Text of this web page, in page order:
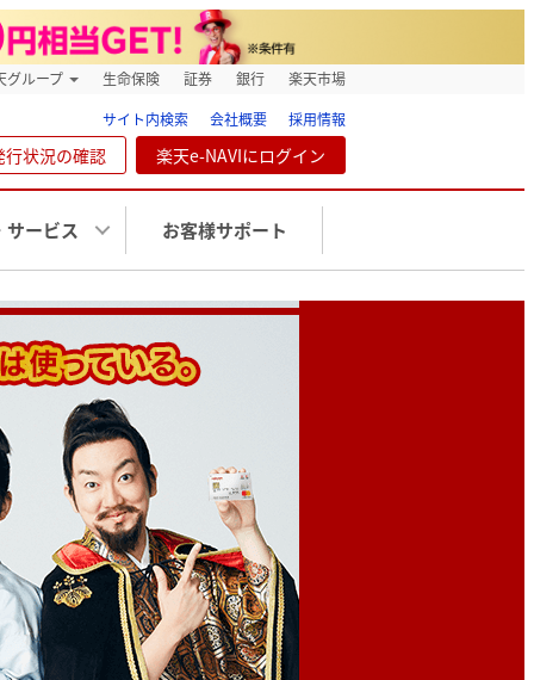
グループ 生命保険 証券 銀行
楽天市場
サイト内検索
会社概要 採用情報
状況の確認 楽天e-NAVIにログイン
サービス お客様サポート